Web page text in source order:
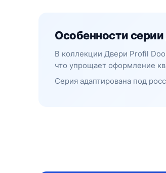
Особенности
В коллекции Двери Profil
что упрощает оформление
Серия адаптирована под